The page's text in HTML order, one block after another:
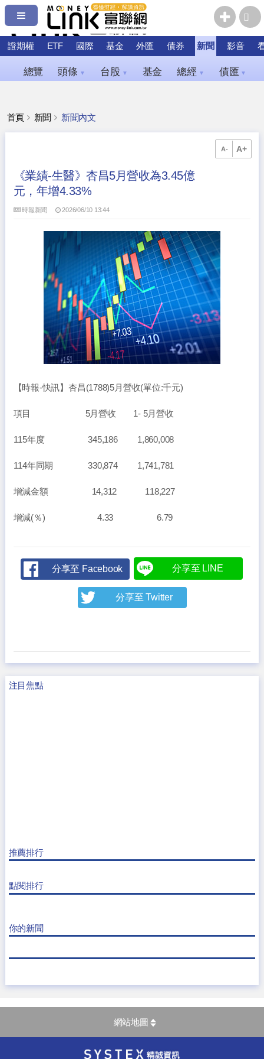
證期權 ETF 國際 基金 外匯 債券 新聞 影音
總覽 頭條 ▼ 台股 ▼ 基金 總經 ▼ 債匯 ▼
首頁 新聞 新聞內文
A- A+
《業績-生醫》杏昌5月營收為3.45億
元，年增4.33%
時報新聞 2026/06/10 13:44
【時報-快訊】杏昌(1788)5月營收(單位:千元)
項目 5月營收 1- 5月營收
115年度 345,186 1,860,008
114年同期 330,874 1,741,781
增減金額 14,312 118,227
增減(％) 4.33 6.79
分享至 Facebook 分享至 LINE
分享至 Twitter
注目焦點
推薦排行
點閱排行
你的新聞
網站地圖